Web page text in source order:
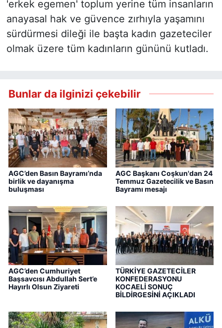
'erkek egemen' toplum yerine tüm insanların
anayasal hak ve güvence zırhıyla yaşamını
sürdürmesi dileği ile başta kadın gazeteciler
olmak üzere tüm kadınların gününü kutladı.
Bunlar da ilginizi çekebilir
AGC’den Basın Bayramı’nda
birlik ve dayanışma
buluşması
AGC Başkanı Coşkun'dan 24
Temmuz Gazetecilik ve Basın
Bayramı mesajı
AGC’den Cumhuriyet
Başsavcısı Abdullah Sert’e
Hayırlı Olsun Ziyareti
TÜRKİYE GAZETECİLER
KONFEDERASYONU
KOCAELİ SONUÇ
BİLDİRGESİNİ AÇIKLADI